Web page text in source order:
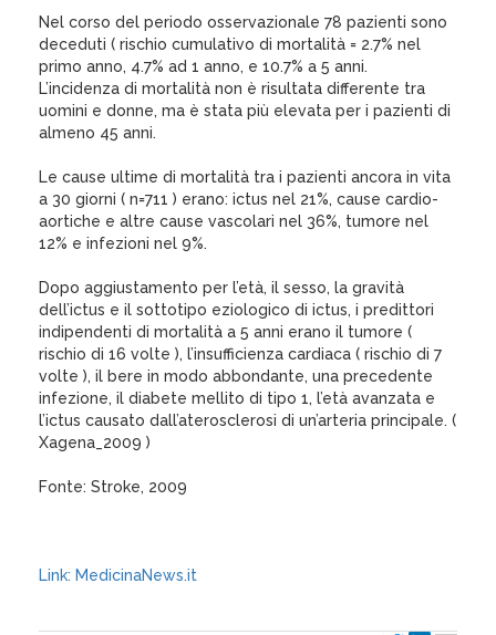
Nel corso del periodo osservazionale 78 pazienti sono
deceduti ( rischio cumulativo di mortalità = 2.7% nel
primo anno, 4.7% ad 1 anno, e 10.7% a 5 anni.
L’incidenza di mortalità non è risultata differente tra
uomini e donne, ma è stata più elevata per i pazienti di
almeno 45 anni.
Le cause ultime di mortalità tra i pazienti ancora in vita
a 30 giorni ( n=711 ) erano: ictus nel 21%, cause cardio-
aortiche e altre cause vascolari nel 36%, tumore nel
12% e infezioni nel 9%.
Dopo aggiustamento per l’età, il sesso, la gravità
dell’ictus e il sottotipo eziologico di ictus, i predittori
indipendenti di mortalità a 5 anni erano il tumore (
rischio di 16 volte ), l’insufficienza cardiaca ( rischio di 7
volte ), il bere in modo abbondante, una precedente
infezione, il diabete mellito di tipo 1, l’età avanzata e
l’ictus causato dall’aterosclerosi di un’arteria principale. (
Xagena_2009 )
Fonte: Stroke, 2009
Link: MedicinaNews.it